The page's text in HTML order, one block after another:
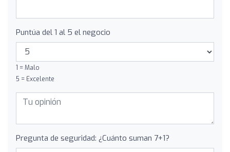
Puntúa del 1 al 5 el negocio
1 = Malo
5 = Excelente
Pregunta de seguridad: ¿Cuánto suman 7+1?